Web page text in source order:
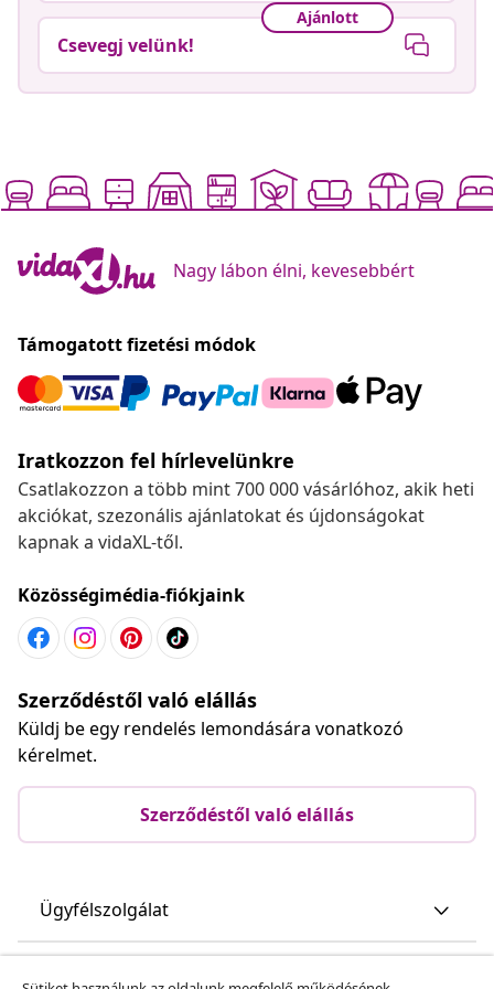
Ajánlott
Csevegj velünk!
Nagy lábon élni, kevesebbért
Támogatott fizetési módok
Iratkozzon fel hírlevelünkre
Csatlakozzon a több mint 700 000 vásárlóhoz, akik heti
akciókat, szezonális ajánlatokat és újdonságokat
kapnak a vidaXL-től.
Közösségimédia-fiókjaink
Szerződéstől való elállás
Küldj be egy rendelés lemondására vonatkozó
kérelmet.
Szerződéstől való elállás
Ügyfélszolgálat